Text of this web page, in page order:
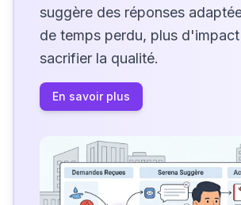
suggère des réponses
de temps perdu, plus
sacrifier la qualité.
En savoir plus